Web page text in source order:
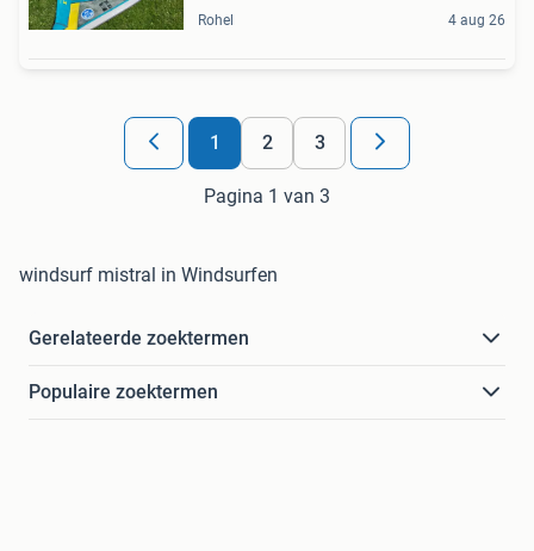
Rohel 4 aug 26
1 2 3
Pagina 1 van 3
windsurf mistral in Windsurfen
Gerelateerde zoektermen
Populaire zoektermen